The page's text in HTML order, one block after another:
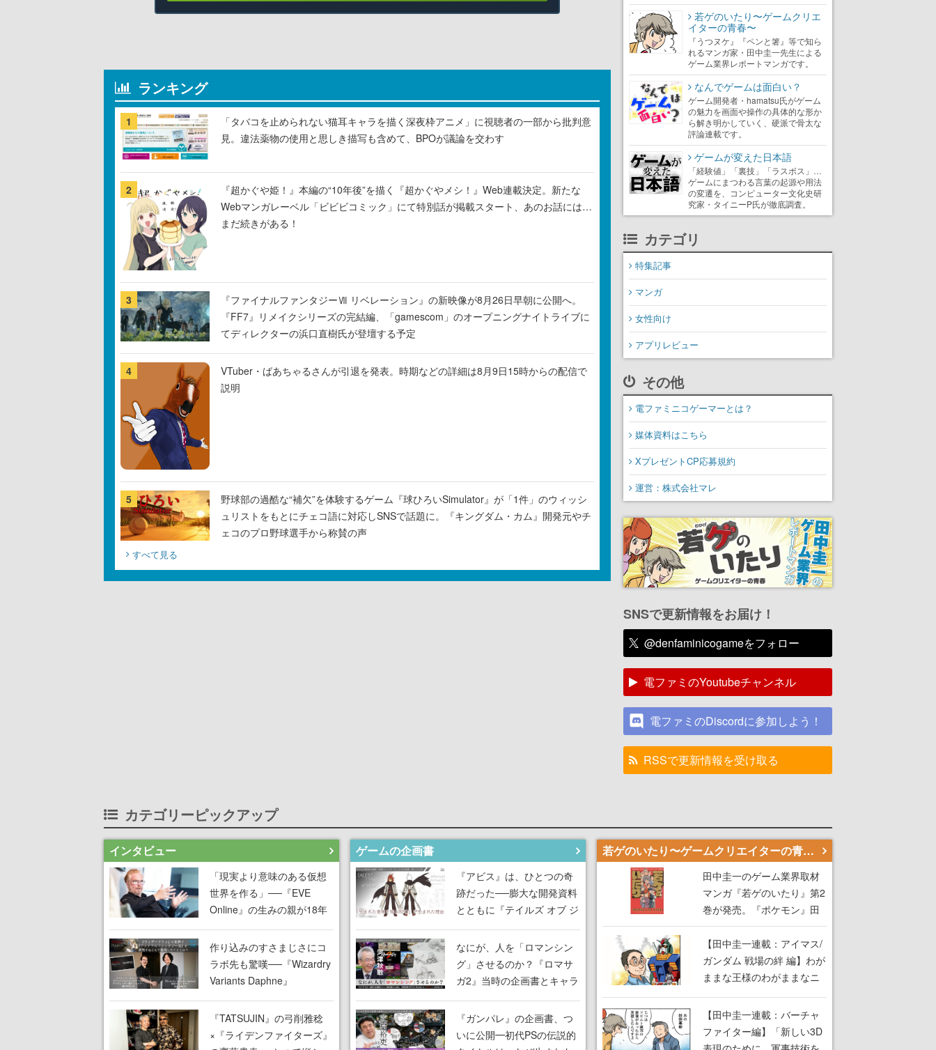
ランキング
1
「タバコを止められない猫耳キャラを描く深夜枠アニメ」に視聴者の一部から批判意
見。違法薬物の使用と思しき描写も含めて、BPOが議論を交わす
2
『超かぐや姫！』本編の“10年後”を描く『超かぐやメシ！』Web連載決定。新たな
Webマンガレーベル「ビビビコミック」にて特別話が掲載スタート、あのお話には…
まだ続きがある！
3
『ファイナルファンタジーⅦ リベレーション』の新映像が8月26日早朝に公開へ。
『FF7』リメイクシリーズの完結編、「gamescom」のオープニングナイトライブに
てディレクターの浜口直樹氏が登壇する予定
4
VTuber・ばあちゃるさんが引退を発表。時期などの詳細は8月9日15時からの配信で
説明
5
野球部の過酷な“補欠”を体験するゲーム『球ひろいSimulator』が「1件」のウィッシ
ュリストをもとにチェコ語に対応しSNSで話題に。『キングダム・カム』開発元やチ
ェコのプロ野球選手から称賛の声
すべて見る
若ゲのいたり〜ゲームクリエ
イターの青春〜
『うつヌケ』『ペンと箸』等で知ら
れるマンガ家・田中圭一先生による
ゲーム業界レポートマンガです。
なんでゲームは面白い？
ゲーム開発者・hamatsu氏がゲーム
の魅力を画面や操作の具体的な形か
ら解き明かしていく、硬派で骨太な
評論連載です。
ゲームが変えた日本語
「経験値」「裏技」「ラスボス」…
ゲームにまつわる言葉の起源や用法
の変遷を、コンピューター文化史研
究家・タイニーP氏が徹底調査。
カテゴリ
特集記事
マンガ
女性向け
アプリレビュー
その他
電ファミニコゲーマーとは？
媒体資料はこちら
XプレゼントCP応募規約
運営：株式会社マレ
SNSで更新情報をお届け！
@denfaminicogameをフォロー
電ファミのYoutubeチャンネル
電ファミのDiscordに参加しよう！
RSSで更新情報を受け取る
カテゴリーピックアップ
インタビュー
「現実より意味のある仮想
世界を作る」──『EVE
Online』の生みの親が18年
掲げ続ける”クレイジーな宣
言”は、比喩ではなく本気だ
った
作り込みのすさまじさにコ
ラボ先も驚嘆──『Wizardry
Variants Daphne』
×『FFXI』コラボが期間限
定なのにジョブもキャラも
武器も戦闘システムもワン
『TATSUJIN』の弓削雅稔
×『ライデンファイターズ』
ゲームの企画書
『アビス』は、ひとつの奇
跡だった──膨大な開発資料
とともに『テイルズ オブ ジ
アビス』開発陣に聞く、
「生まれた意味を知る
RPG」が生まれた理由【ゲ
ームの企画書】
なにが、人を「ロマンシン
グ」させるのか？『ロマサ
ガ2』当時の企画書とキャラ
設定画から迫る、河津秋敏
がRPGに生み出した「ロマ
ン」の正体とは【ゲームの
『ガンパレ』の企画書、つ
いに公開━初代PSの伝説的
若ゲのいたり〜ゲームクリエイターの青春〜
田中圭一のゲーム業界取材
マンガ『若ゲのいたり』第2
巻が発売。『ポケモン』田
尻智さん、『ゼビウス』遠
藤雅伸さんらの貴重なエピ
ソードを収録
【田中圭一連載：アイマス/
ガンダム 戦場の絆 編】わが
ままな王様のわがままなニ
ーズを満たす！──小山順一
朗が貫く姿勢に、ゲームク
リエイターとしての矜持を
見た【若ゲのいたり最終
【田中圭一連載：バーチャ
ファイター編】「新しい3D